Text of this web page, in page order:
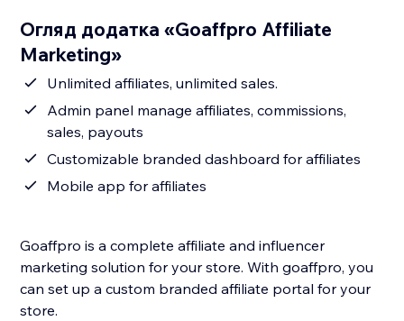
Огляд додатка «Goaffpro Affiliate
Marketing»
Unlimited affiliates, unlimited sales.
Admin panel manage affiliates, commissions,
sales, payouts
Customizable branded dashboard for affiliates
Mobile app for affiliates
Goaffpro is a complete affiliate and influencer
marketing solution for your store. With goaffpro, you
can set up a custom branded affiliate portal for your
store.